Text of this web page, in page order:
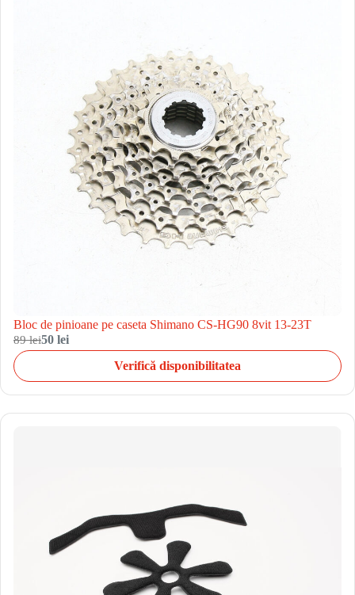
Bloc de pinioane pe caseta Shimano CS-HG90 8vit 13-23T
89 lei50 lei
Verifică disponibilitatea